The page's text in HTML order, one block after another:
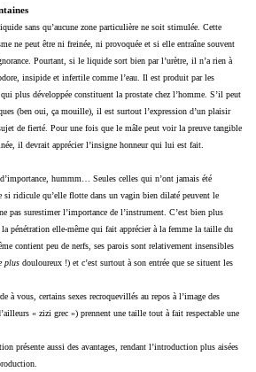
sans qu’aucune zone particulière ne soit stimulée. Cette
ne peut être ni freinée, ni provoquée et si elle entraîne souvent
Pourtant, si le liquide sort bien par l’urètre, il n’a rien à
insipide et infertile comme l’eau. Il est produit par les
plus développée constituent la prostate chez l’homme. S’il peut
(ben oui, ça mouille), il est surtout l’expression d’un plaisir
de fierté. Pour une fois que le mâle peut voir la preuve tangible
il devrait apprécier l’insigne honneur qui lui est fait.
hummm… Seules celles qui n’ont jamais été
si ridicule qu’elle flotte dans un vagin bien dilaté peuvent le
pas surestimer l’importance de l’instrument. C’est bien plus
pénétration elle-même qui fait apprécier à la femme la taille du
contient peu de nerfs, ses parois sont relativement insensibles
plus douloureux !) et c’est surtout à son entrée que se situent les
à vous, certains sexes recroquevillés au repos à l’image des
« zizi grec ») prennent une taille tout à fait respectable une
présente aussi des avantages, rendant l’introduction plus aisées